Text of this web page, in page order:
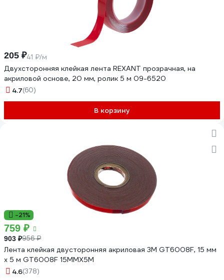
205 ₽41 ₽/м
Двухсторонняя клейкая лента REXANT прозрачная, на
акриловой основе, 20 мм, ролик 5 м 09-6520
4.7(60)
В корзину
-21%
759 ₽
903 ₽956 ₽
Лента клейкая двусторонняя акриловая 3М GT6008F, 15 мм
х 5 м GT6008F 15MMX5M
4.6(378)